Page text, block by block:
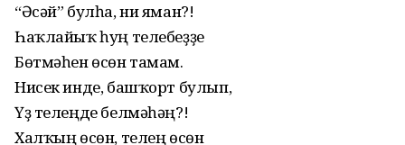
“Әсәй” булһа, ни яман?!
Һаҡлайыҡ һуң телебеҙҙе
Бөтмәһен өсөн тамам.
Нисек инде, башҡорт булып,
Үҙ телеңде белмәһәң?!
Халҡың өсөн, телең өсөн